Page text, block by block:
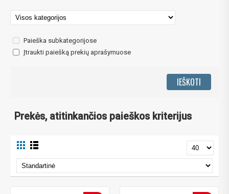
Paieška subkategorijose
Įtraukti paiešką prekių aprašymuose
Prekės, atitinkančios paieškos kriterijus